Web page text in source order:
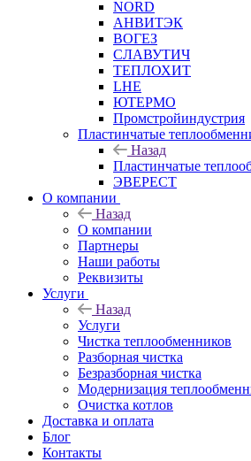
NORD
АНВИТЭК
ВОГЕЗ
СЛАВУТИЧ
ТЕПЛОХИТ
LHE
ЮТЕРМО
Промстройиндустрия
Пластинчатые
Назад
Пластинчатые
ЭВЕРЕСТ
О компании
Назад
О компании
Партнеры
Наши работы
Реквизиты
Услуги
Назад
Услуги
Чистка теплообменников
Разборная чистка
Безразборная чистка
Модернизация
Очистка котлов
Доставка и оплата
Блог
Контакты